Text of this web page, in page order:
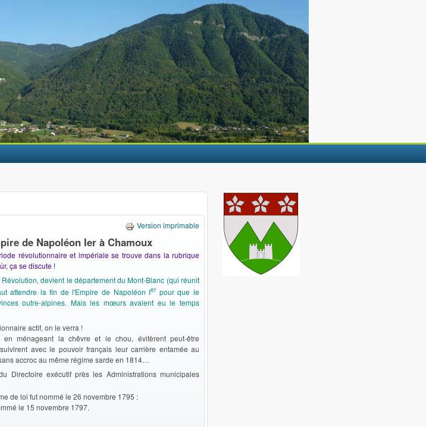
Version imprimable
de Napoléon Ier à Chamoux
révolutionnaire et impériale se trouve dans la rubrique
ça se discute !
devient le département du Mont-Blanc (qui réunit
attendre la fin de l'Empire de Napoléon Ierpour que le
outre-alpines. Mais les mœurs avaient eu le temps
actif, on le verra !
en ménageant la chêvre et le chou, évitèrent peut-être
avec le pouvoir français leur carrière entamée au
accroc au même régime sarde en 1814…
Directoire exécutif près les Administrations municipales
de loi fut nommé le 26 novembre 1795 :
le 15 novembre 1797.